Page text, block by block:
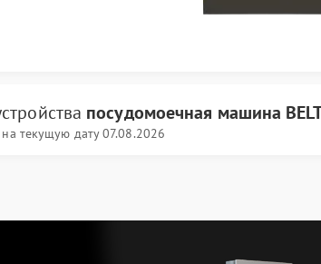
посудомоечная машина
текущую дату 07.08.2026